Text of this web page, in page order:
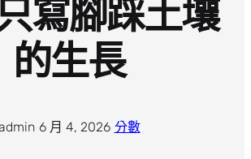
寫腳踩土壤
的生長
· 6 月 4, 2026· 分數